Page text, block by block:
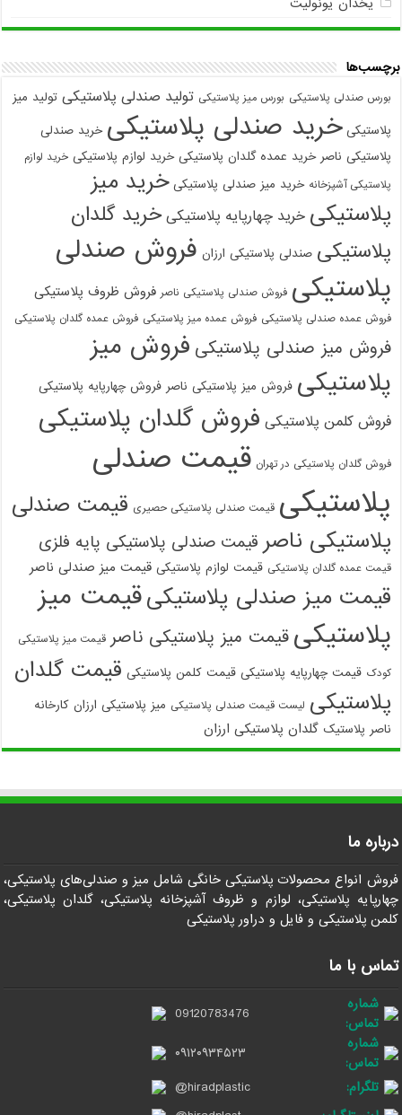
برچسب‌ها
بورس صندلی پلاستیکی بورس میز پلاستیکی تولید صندلی پلاستیکی تولید میز
پلاستیکی خرید صندلی پلاستیکی خرید صندلی
پلاستیکی ناصر خرید عمده گلدان پلاستیکی خرید لوازم پلاستیکی خرید لوازم
پلاستیکی آشپزخانه خرید میز صندلی پلاستیکی خرید میز
پلاستیکی خرید چهارپایه پلاستیکی خرید گلدان
پلاستیکی صندلی پلاستیکی ارزان فروش صندلی
پلاستیکی فروش صندلی پلاستیکی ناصر فروش ظروف پلاستیکی
فروش عمده صندلی پلاستیکی فروش عمده میز پلاستیکی فروش عمده گلدان پلاستیکی
فروش میز صندلی پلاستیکی فروش میز
پلاستیکی فروش میز پلاستیکی ناصر فروش چهارپایه پلاستیکی
فروش کلمن پلاستیکی فروش گلدان پلاستیکی
فروش گلدان پلاستیکی در تهران قیمت صندلی
پلاستیکی قیمت صندلی پلاستیکی حصیری قیمت صندلی
پلاستیکی ناصر قیمت صندلی پلاستیکی پایه فلزی
قیمت عمده گلدان پلاستیکی قیمت لوازم پلاستیکی قیمت میز صندلی ناصر
قیمت میز صندلی پلاستیکیقیمت میز
پلاستیکی قیمت میز پلاستیکی ناصر قیمت میز پلاستیکی
کودک قیمت چهارپایه پلاستیکی قیمت کلمن پلاستیکی قیمت گلدان
پلاستیکی لیست قیمت صندلی پلاستیکی میز پلاستیکی ارزان کارخانه
ناصر پلاستیک گلدان پلاستیکی ارزان
درباره ما
فروش انواع محصولات پلاستیکی خانگی شامل میز و صندلی‌های پلاستیکی،
چهارپایه پلاستیکی، لوازم و ظروف آشپزخانه پلاستیکی، گلدان پلاستیکی،
کلمن پلاستیکی و فایل و دراور پلاستیکی
تماس با ما
شماره
تماس:
09120783476
شماره
تماس:
۰۹۱۲۰۹۳۴۵۲۳
تلگرام:
@hiradplastic